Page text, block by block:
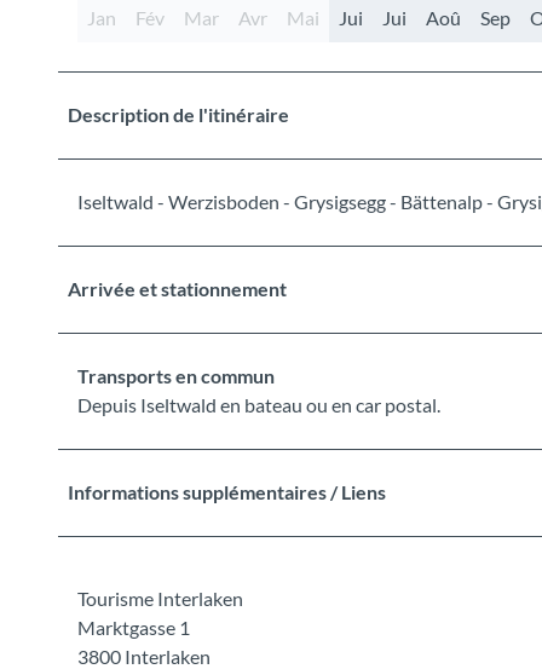
Jan Fév Mar Avr Mai Jui Jui Aoû Sep
Description de l'itinéraire
Iseltwald - Werzisboden - Grysigsegg - Bättenalp -
Arrivée et stationnement
Transports en commun
Depuis Iseltwald en bateau ou en car postal.
Informations supplémentaires / Liens
Tourisme Interlaken
Marktgasse 1
3800 Interlaken